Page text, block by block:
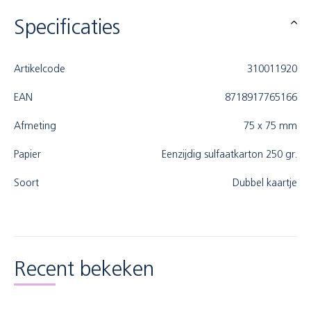
Specificaties
Artikelcode 310011920
EAN 8718917765166
Afmeting 75 x 75 mm
Papier Eenzijdig sulfaatkarton 250 gr.
Soort Dubbel kaartje
Recent bekeken